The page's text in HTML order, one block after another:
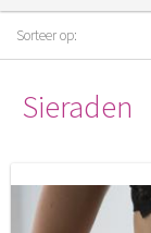
Sorteer op:
Sieraden